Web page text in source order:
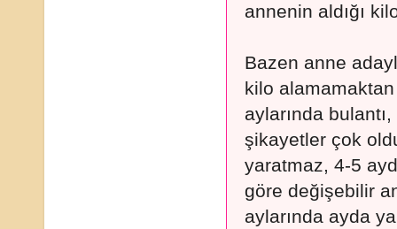
annenin aldığı
Bazen anne
kilo
aylarında
şikayetler çok
yaratmaz, 4-5
göre değişebilir
aylarında ayda